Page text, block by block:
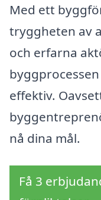
Med ett
tryggheten av
och erfarna
effektiv.
nå dina mål.
Få 3